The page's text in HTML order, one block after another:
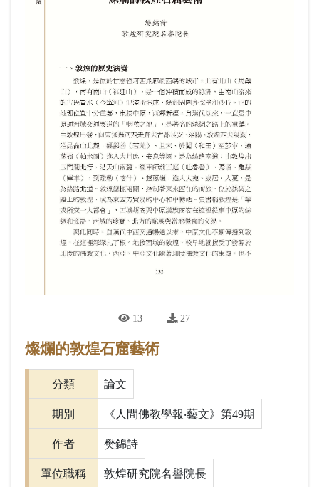
13 | 27
燦爛的敦煌石窟藝術
分類 論文
期別 《人間佛教學報‧藝文》第49期
作者 樊錦詩
單位職稱 敦煌研究院名譽院長